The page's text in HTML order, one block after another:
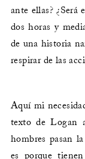
ante ellas?
dos horas y
de una historia
respirar de las
Aquí mi
texto de Logan
hombres pasan
es porque